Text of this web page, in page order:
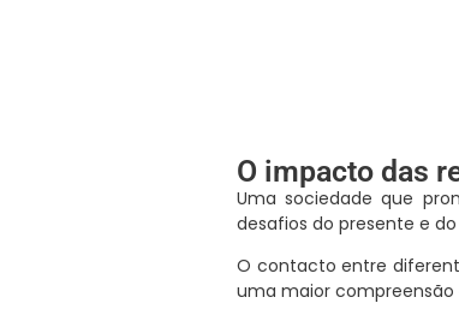
O impacto das
Uma sociedade que
desafios do presente e
O contacto entre
uma maior compreensão